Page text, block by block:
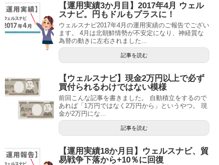
【運用実績3か月目】2017年4月 ウェル
スナビ。円もドルもプラスに！
ウェルスナビ2017年4月の運用実績のご報告でござい
ます。 4月は北朝鮮情勢が不安定になり、神経質な
為替の動きに左右されました...
記事を読む
【ウェルスナビ】現金2万円以上で必ず
買付られるわけではない模様
前回こんな記事を書きました。 自動積立をするので
あれば「1万円ではなく2万円から」というやつ。 現
金が2万円にな...
記事を読む
【運用実績18か月目】ウェルスナビ、貿
易戦争下落から+10％に回復